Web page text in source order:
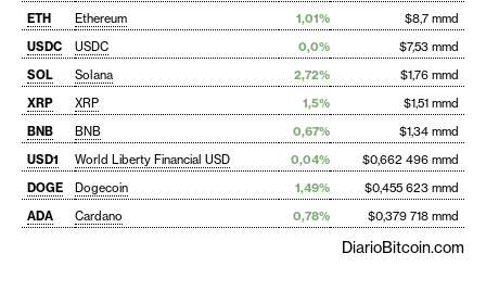
ETH Ethereum 1,01%
$8,7 mmd
USDC
USDC 0,0%
$7,53 mmd
SOL
Solana 2,72%
$1,76 mmd
XRP
XRP 1,5%
$1,51 mmd
BNB
BNB 0,67%
$1,34 mmd
USD1
World Liberty Financial USD 0,04%
$0,662 496 mmd
DOGE
Dogecoin 1,49%
$0,455 623 mmd
ADA
Cardano 0,78% $0,379 718 mmd
DiarioBitcoin.com